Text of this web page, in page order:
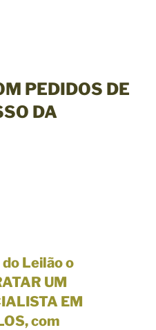
PEDIDOS DE
DA
Leilão o
UM
EM
com